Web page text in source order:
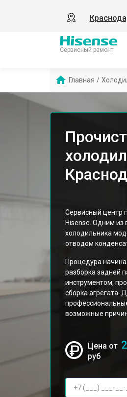
Сервисный ремонт
Главная /
Сервисный центр
Hisense. Одним из
холодильника
отводом
Процедура
разборка задней
инструментом,
сборка агрегата.
возможные
Цена от
руб